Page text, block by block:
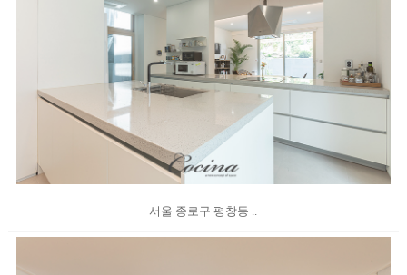
서울 종로구 평창동 ..